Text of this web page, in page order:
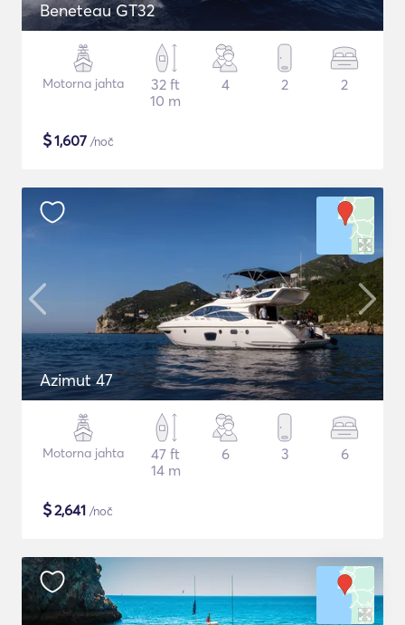
Beneteau GT32
Motorna jahta
32 ft
10 m
4 2 2
$1,607 /noč
Azimut 47
Motorna jahta
47 ft
14 m
6 3 6
$2,641 /noč